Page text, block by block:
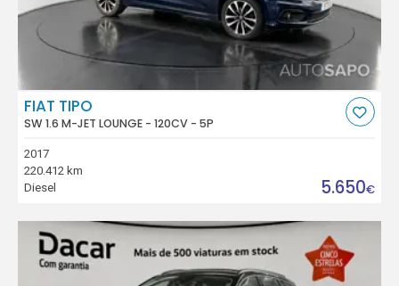
FIAT TIPO
SW 1.6 M-JET LOUNGE - 120CV - 5P
2017
220.412 km
Diesel
5.650€